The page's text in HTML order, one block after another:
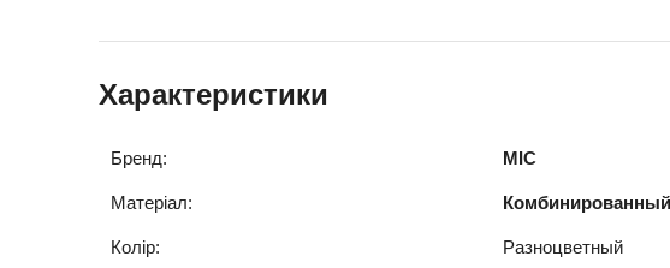
Характеристики
Бренд: MIC
Матеріал: Комбинированный
Колір: Разноцветный